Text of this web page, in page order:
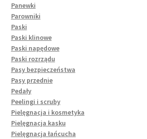
Panewki
Parowniki
Paski
Paski klinowe
Paski napędowe
Paski rozrządu
Pasy bezpieczeństwa
Pasy przednie
Pedały
Peelingi i scruby
Pielęgnacja i kosmetyka
Pielęgnacja kasku
Pielęgnacja łańcucha